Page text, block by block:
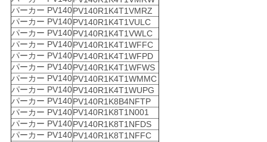
パーカー PV140PV140R1K4T1VMRZ
パーカー PV140PV140R1K4T1VULC
パーカー PV140PV140R1K4T1VWLC
パーカー PV140PV140R1K4T1WFFC
パーカー PV140PV140R1K4T1WFPD
パーカー PV140PV140R1K4T1WFWS
パーカー PV140PV140R1K4T1WMMC
パーカー PV140PV140R1K4T1WUPG
パーカー PV140PV140R1K8B4NFTP
パーカー PV140PV140R1K8T1N001
パーカー PV140PV140R1K8T1NFDS
パーカー PV140PV140R1K8T1NFFC